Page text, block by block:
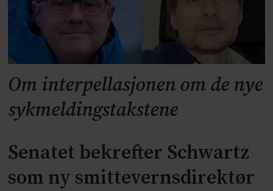
Om interpellasjonen om de nye
sykmeldingstakstene
Senatet bekrefter Schwartz
som ny smittevernsdirektør